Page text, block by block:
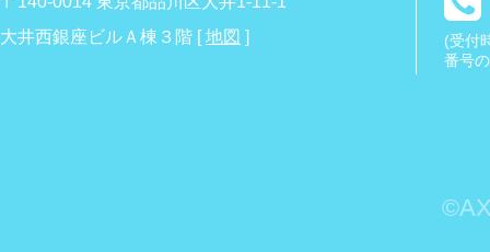
大井西銀座ビルＡ棟３階 [地図 ]
(受付
番号